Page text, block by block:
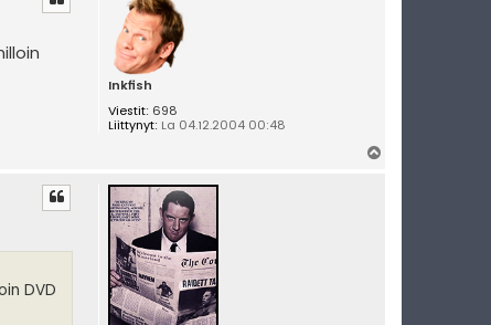
Inkfish
Viestit: 698
Liittynyt: La 04.12.2004 00:48
DVD